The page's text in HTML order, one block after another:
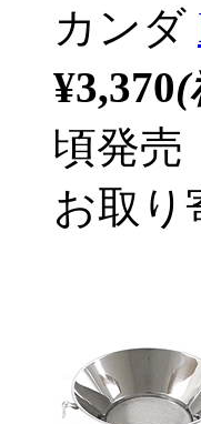
カンダ
¥3,370(
頃発売
お取り